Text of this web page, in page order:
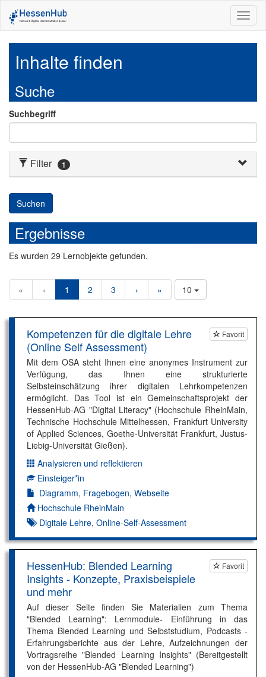
Inhalte finden
Suche
Suchbegriff
Filter 1
Suchen
Ergebnisse
Es wurden 29 Lernobjekte gefunden.
« ‹ 1 2 3 › » 10
Favorit
Kompetenzen für die digitale Lehre
(Online Self Assessment)
Mit dem OSA steht Ihnen eine anonymes Instrument zur
Verfügung, das Ihnen eine strukturierte
Selbsteinschätzung ihrer digitalen Lehrkompetenzen
ermöglicht. Das Tool ist ein Gemeinschaftsprojekt der
HessenHub-AG "Digital Literacy" (Hochschule RheinMain,
Technische Hochschule Mittelhessen, Frankfurt University
of Applied Sciences, Goethe-Universität Frankfurt, Justus-
Liebig-Universität Gießen).
Dimension:
Analysieren und reflektieren
Kompetenzniveau:
Einsteiger*in
Diagramm, Fragebogen, Webseite
Autor*in:
Hochschule RheinMain
Digitale Lehre, Online-Self-Assessment
Favorit
HessenHub: Blended Learning
Insights - Konzepte, Praxisbeispiele
und mehr
Auf dieser Seite finden Sie Materialien zum Thema
"Blended Learning": Lernmodule- Einführung in das
Thema Blended Learning und Selbststudium, Podcasts -
Erfahrungsberichte aus der Lehre, Aufzeichnungen der
Vortragsreihe "Blended Learning Insights" (Bereitgestellt
von der HessenHub-AG "Blended Learning")